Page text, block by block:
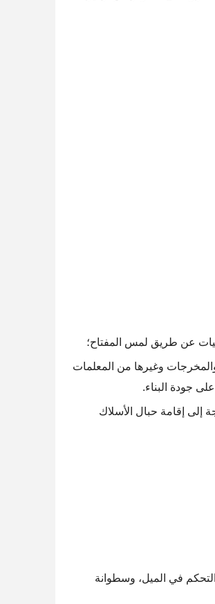
وغيرها من المعلمات
إلى إقامة حبال الأسلاك
في الميل، وسطوانة